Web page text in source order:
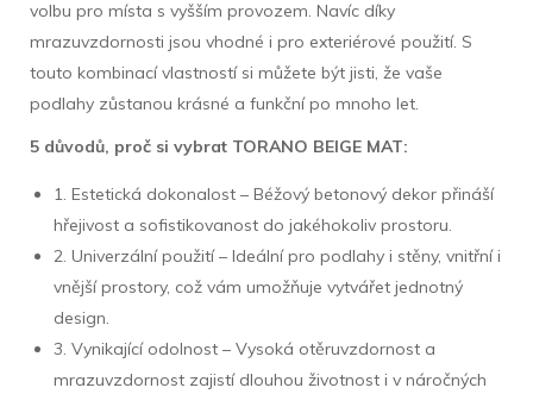
volbu pro místa s vyšším provozem. Navíc díky
mrazuvzdornosti jsou vhodné i pro exteriérové použití. S
touto kombinací vlastností si můžete být jisti, že vaše
podlahy zůstanou krásné a funkční po mnoho let.
5 důvodů, proč si vybrat TORANO BEIGE MAT:
1. Estetická dokonalost – Béžový betonový dekor přináší
hřejivost a sofistikovanost do jakéhokoliv prostoru.
2. Univerzální použití – Ideální pro podlahy i stěny, vnitřní i
vnější prostory, což vám umožňuje vytvářet jednotný
design.
3. Vynikající odolnost – Vysoká otěruvzdornost a
mrazuvzdornost zajistí dlouhou životnost i v náročných